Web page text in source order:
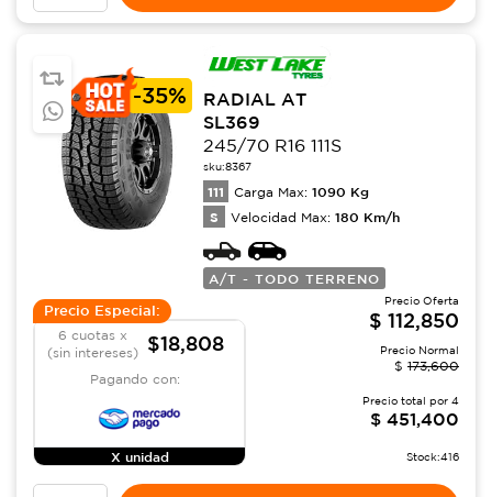
-35%
RADIAL AT
SL369
245/70 R16 111S
sku:8367
111 Carga Max: 1090 Kg
S Velocidad Max: 180 Km/h
A/T - TODO TERRENO
Precio Especial:
6 cuotas x
(sin intereses)
$18,808
Pagando con:
X unidad
Precio Oferta
$ 112,850
Precio Normal
$ 173,600
Precio total por 4
$ 451,400
Stock:416